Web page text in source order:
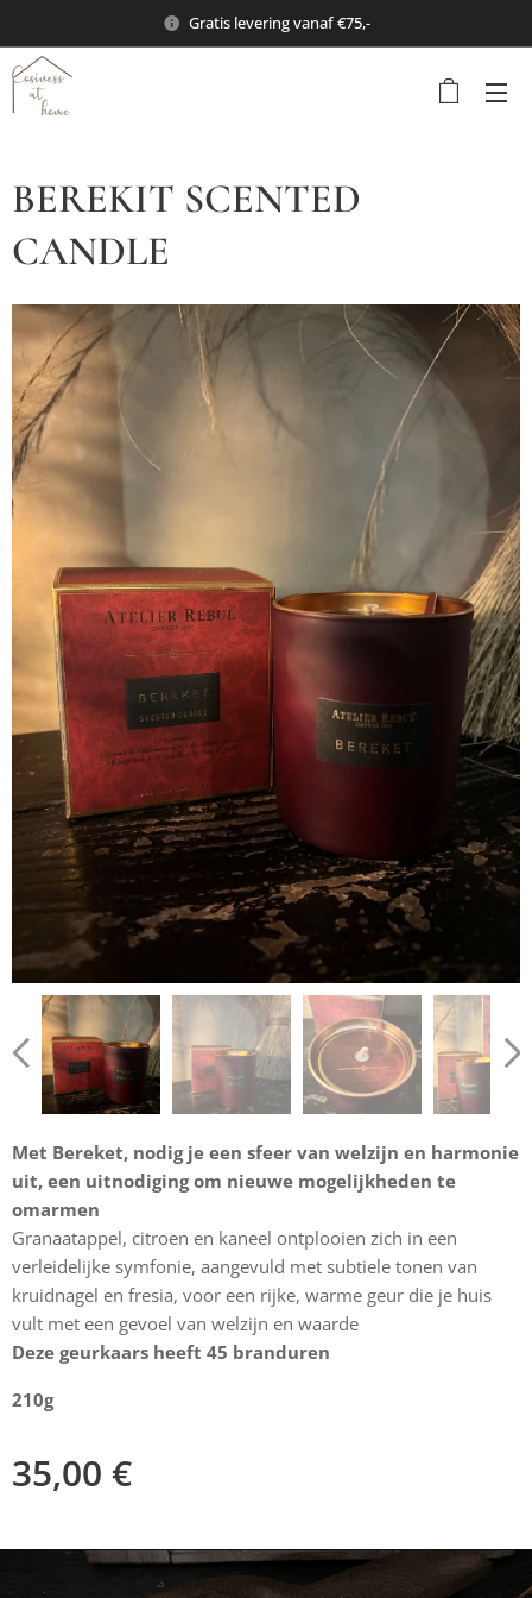
Gratis levering vanaf €75,-
BEREKIT SCENTED
CANDLE
Met Bereket, nodig je een sfeer van welzijn en harmonie
uit, een uitnodiging om nieuwe mogelijkheden te
omarmen
Granaatappel, citroen en kaneel ontplooien zich in een
verleidelijke symfonie, aangevuld met subtiele tonen van
kruidnagel en fresia, voor een rijke, warme geur die je huis
vult met een gevoel van welzijn en waarde
Deze geurkaars heeft 45 branduren
210g
35,00 €